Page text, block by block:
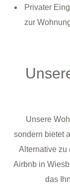
Privater
zur
Unsere
sondern bietet
Alternative zu
Airbnb in
das